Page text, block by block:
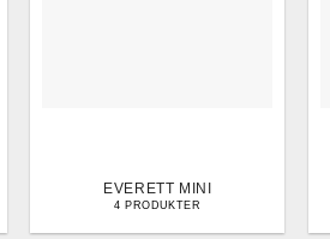
EVERETT MINI
4 PRODUKTER